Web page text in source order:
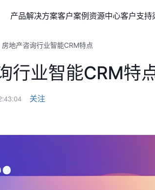
产品解决方案客户案例资源中心客户支持
房地产咨询行业智能CRM特点
行业智能CRM特
关注